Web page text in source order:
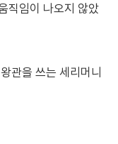
직임이 나오지 않았
관을 쓰는 세리머니